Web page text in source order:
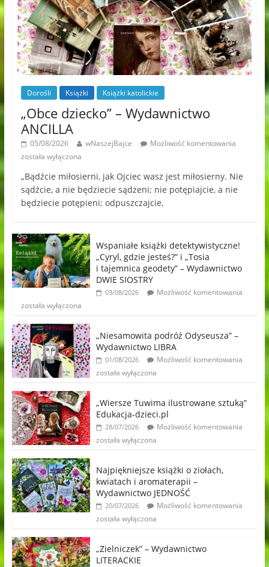
Dorośli Książki Książki katolickie
„Obce dziecko” – Wydawnictwo
ANCILLA
05/08/2026 wNaszejBajce
Możliwość komentowania
została wyłączona
„Bądźcie miłosierni, jak Ojciec wasz jest miłosierny. Nie
sądźcie, a nie będziecie sądzeni; nie potępiajcie, a nie
będziecie potępieni; odpuszczajcie,
Wspaniałe książki detektywistyczne!
„Cyryl, gdzie jesteś?” i „Tosia
i tajemnica geodety” – Wydawnictwo
DWIE SIOSTRY
03/08/2026
Możliwość komentowania
została wyłączona
„Niesamowita podróż Odyseusza” –
Wydawnictwo LIBRA
01/08/2026
Możliwość komentowania
została wyłączona
„Wiersze Tuwima ilustrowane sztuką”
Edukacja-dzieci.pl
28/07/2026
Możliwość komentowania
została wyłączona
Najpiękniejsze książki o ziołach,
kwiatach i aromaterapii –
Wydawnictwo JEDNOŚĆ
20/07/2026
Możliwość komentowania
została wyłączona
„Zielniczek” – Wydawnictwo
LITERACKIE